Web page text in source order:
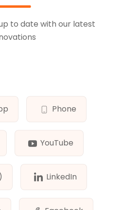
to date with our latest
Phone
YouTube
LinkedIn